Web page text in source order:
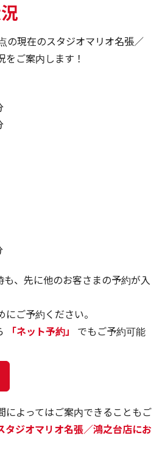
の現在のスタジオマリオ名張／
ご案内します！
、先に他のお客さまの予約が入
ご予約ください。
「ネット予約」
でもご予約可能
によってはご案内できることもご
タジオマリオ名張／鴻之台店にお